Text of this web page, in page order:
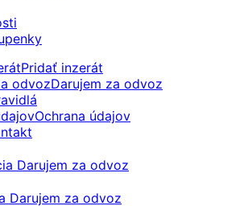
Pridať inzerát
Darujem za odvoz
Ochrana údajov